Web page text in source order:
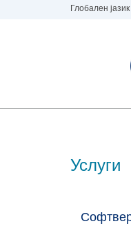
Глобален
Услуги